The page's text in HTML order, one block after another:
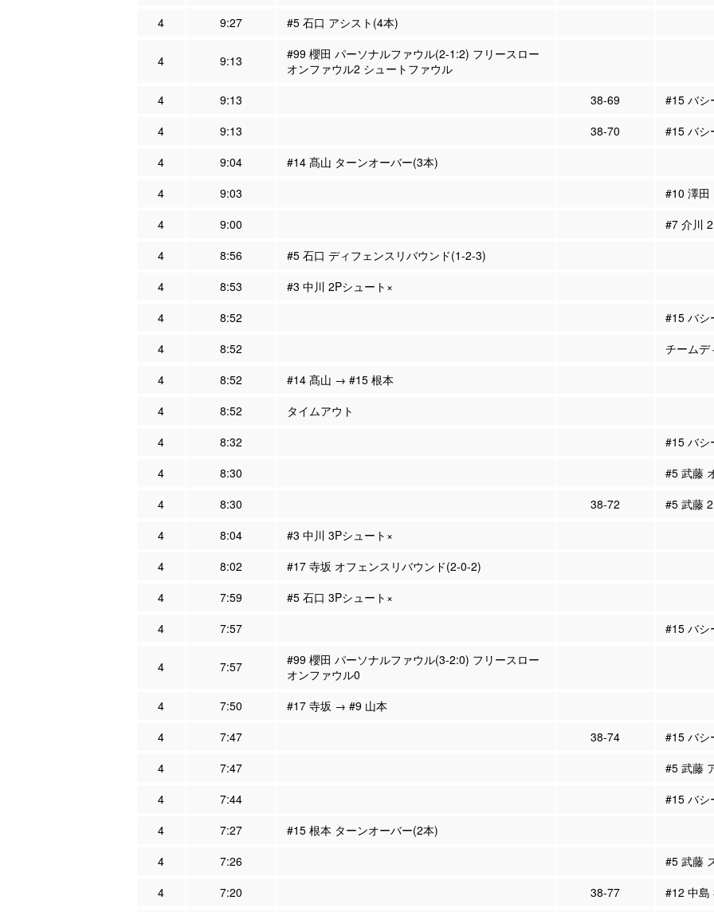
4
9:27 #5 石口 アシスト(4本)
4 9:13
#99 櫻田 パーソナルファウル(2-1:2) フリースロー
オンファウル2 シュートファウル
4
9:13 38-69
#15 バシ
4
9:13 38-70
#15 バシ
4
9:04
#14 髙山 ターンオーバー(3本)
4
9:03
#10 澤田
4
9:00
#7 介川
4
8:56
#5 石口 ディフェンスリバウンド(1-2-3)
4
8:53
#3 中川 2Pシュート×
4
8:52
#15 バシ
4
8:52
チームデ
4
8:52
#14 髙山 → #15 根本
4
8:52
タイムアウト
4
8:32
#15 バシ
4
8:30
#5 武藤
4
8:30 38-72
#5 武藤
4
8:04
#3 中川 3Pシュート×
4
8:02
#17 寺坂 オフェンスリバウンド(2-0-2)
4
7:59
#5 石口 3Pシュート×
4
7:57 #15 バシ
4 7:57
#99 櫻田 パーソナルファウル(3-2:0) フリースロー
オンファウル0
4
7:50
#17 寺坂 → #9 山本
4
7:47 38-74
#15 バシ
4
7:47
#5 武藤
4
7:44
#15 バ
4
7:27
#15 根本 ターンオーバー(2本)
4
7:26
#5 武藤
4
7:20 38-77
#12 中島